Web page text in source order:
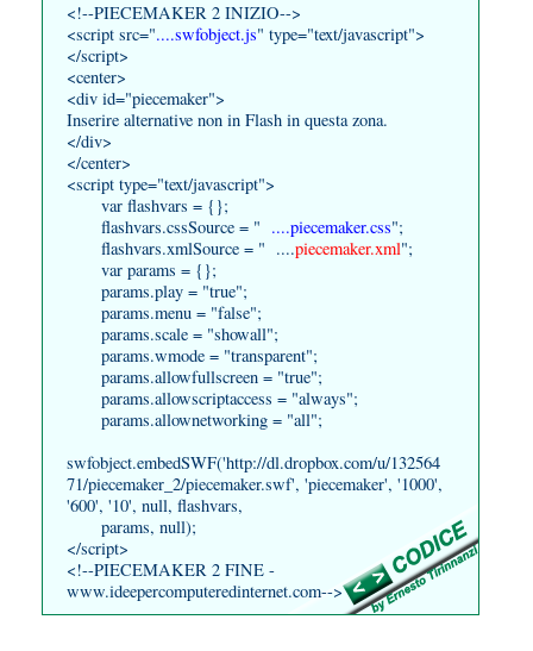
<!--PIECEMAKER 2 INIZIO-->
<script src="....swfobject.js" type="text/javascript">
</script>
<center>
<div id="piecemaker">
Inserire alternative non in Flash in questa zona.
</div>
</center>
<script type="text/javascript">
var flashvars = {};
flashvars.cssSource = " ....piecemaker.css";
flashvars.xmlSource = " ....piecemaker.xml";
var params = {};
params.play = "true";
params.menu = "false";
params.scale = "showall";
params.wmode = "transparent";
params.allowfullscreen = "true";
params.allowscriptaccess = "always";
params.allownetworking = "all";
swfobject.embedSWF('http://dl.dropbox.com/u/132564
71/piecemaker_2/piecemaker.swf', 'piecemaker', '1000',
'600', '10', null, flashvars,
params, null);
</script>
<!--PIECEMAKER 2 FINE -
www.ideepercomputeredinternet.com-->